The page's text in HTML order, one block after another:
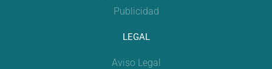
Publicidad
LEGAL
Aviso Legal